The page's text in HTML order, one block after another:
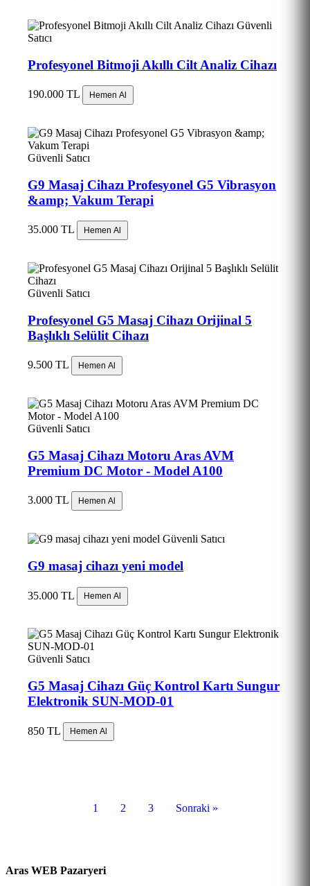
Güvenli
Satıcı
Profesyonel Bitmoji Akıllı Cilt Analiz Cihazı
190.000 TL Hemen Al
Güvenli Satıcı
G9 Masaj Cihazı Profesyonel G5 Vibrasyon
&amp; Vakum Terapi
35.000 TL Hemen Al
Güvenli Satıcı
Profesyonel G5 Masaj Cihazı Orijinal 5
Başlıklı Selülit Cihazı
9.500 TL Hemen Al
Güvenli Satıcı
G5 Masaj Cihazı Motoru Aras AVM
Premium DC Motor - Model A100
3.000 TL Hemen Al
Güvenli Satıcı
G9 masaj cihazı yeni model
35.000 TL Hemen Al
Güvenli Satıcı
G5 Masaj Cihazı Güç Kontrol Kartı Sungur
Elektronik SUN-MOD-01
850 TL Hemen Al
1 2 3 Sonraki »
Aras WEB Pazaryeri